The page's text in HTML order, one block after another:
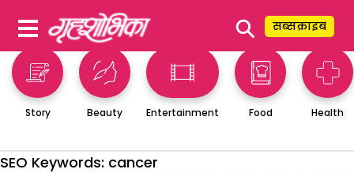
⚲ सब्सक्राइब
Story Beauty Entertainment Food Health
SEO Keywords: cancer